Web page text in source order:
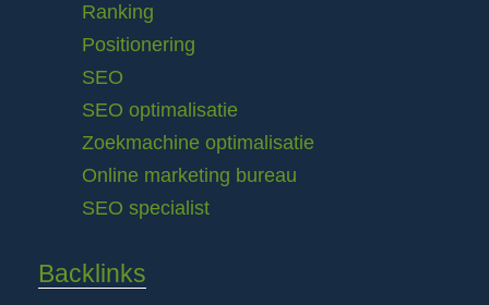
Ranking
Positionering
SEO
SEO optimalisatie
Zoekmachine optimalisatie
Online marketing bureau
SEO specialist
Backlinks